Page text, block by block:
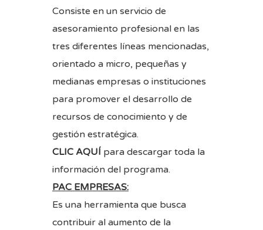
Consiste en un servicio de
asesoramiento profesional en las
tres diferentes líneas mencionadas,
orientado a micro, pequeñas y
medianas empresas o instituciones
para promover el desarrollo de
recursos de conocimiento y de
gestión estratégica.
CLIC AQUÍ para descargar toda la
información del programa.
PAC EMPRESAS:
Es una herramienta que busca
contribuir al aumento de la